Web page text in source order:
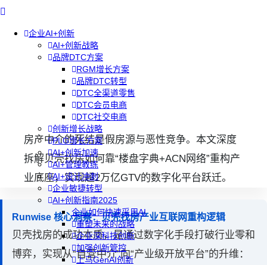
企业AI+创新
AI+创新战略
品牌DTC方案
RGM增长方案
品牌DTC转型
DTC全渠道零售
DTC会员电商
DTC社交电商
创新增长战略
PLG增长方案
AI+创新加速
AI+管理教练
AI+设计冲刺
企业敏捷转型
AI+创新指南2025
企业如何快速采用AI
重塑未来的战略
企业深科技创新
加强创新管控
上马GenAI创新
房产中介的死结是假房源与恶性竞争。本文深度
拆解贝壳找房如何靠“楼盘字典+ACN网络”重构产
业底座，实现超2万亿GTV的数字化平台跃迁。
Runwise 核心洞察：贝壳找房产业互联网重构逻辑
贝壳找房的成功本质，是通过数字化手段打破行业零和
博弈，实现从“自营中介”向“产业级开放平台”的升维：